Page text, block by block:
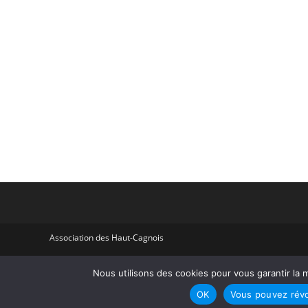
Association des Haut-Cagnois
Nous utilisons des cookies pour vous garantir
OK
Vous pouvez